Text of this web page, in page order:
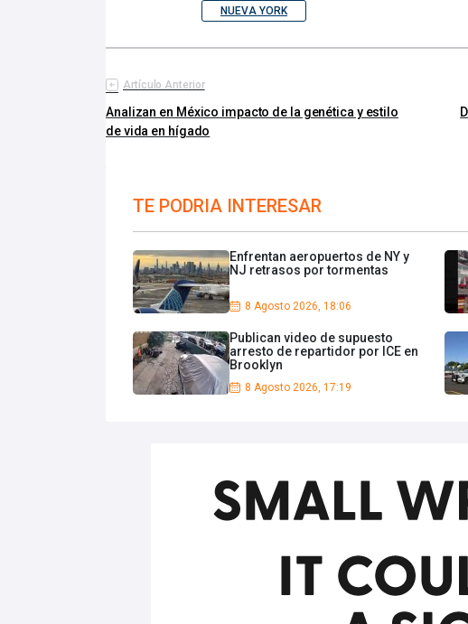
NUEVA YORK
Artículo Anterior
Analizan en México impacto de la genética y estilo
de vida en hígado
TE PODRIA INTERESAR
Enfrentan aeropuertos de NY y
NJ retrasos por tormentas
8 Agosto 2026, 18:06
Publican video de supuesto
arresto de repartidor por ICE en
Brooklyn
8 Agosto 2026, 17:19